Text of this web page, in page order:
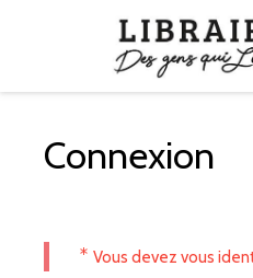
Connexion
* Vous devez vous